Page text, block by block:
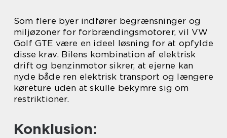
Som flere byer indfører begrænsninger og
miljøzoner for forbrændingsmotorer, vil VW
Golf GTE være en ideel løsning for at opfylde
disse krav. Bilens kombination af elektrisk
drift og benzinmotor sikrer, at ejerne kan
nyde både ren elektrisk transport og længere
køreture uden at skulle bekymre sig om
restriktioner.
Konklusion: